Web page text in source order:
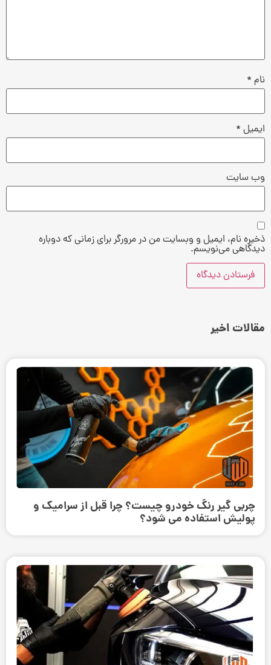
نام *
ایمیل *
وب‌ سایت
ذخیره نام، ایمیل و وبسایت من در مرورگر برای زمانی که دوباره
دیدگاهی می‌نویسم.
مقالات اخیر
چربی گیر رنگ خودرو چیست؟ چرا قبل از سرامیک و
پولیش استفاده می ‌شود؟